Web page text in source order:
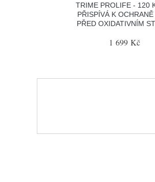
TRIME PROLIFE - 120
PŘISPÍVÁ K
PŘED OXIDATIVNÍM
1 699 Kč